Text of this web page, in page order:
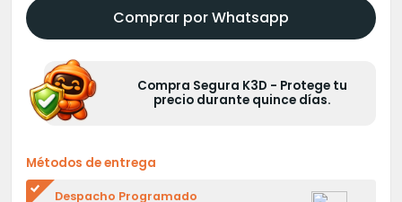
Comprar por Whatsapp
Compra Segura K3D - Protege tu
precio durante quince días.
Métodos de entrega
Despacho Programado